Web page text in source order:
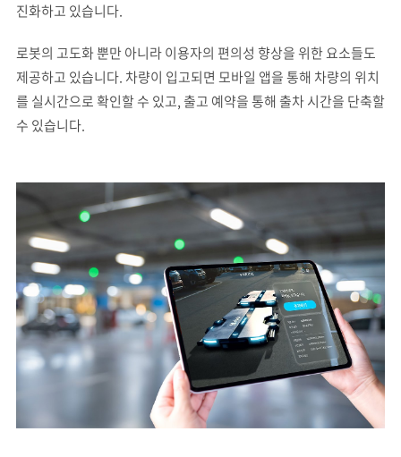
진화하고 있습니다.
로봇의 고도화 뿐만 아니라 이용자의 편의성 향상을 위한 요소들도
제공하고 있습니다. 차량이 입고되면 모바일 앱을 통해 차량의 위치
를 실시간으로 확인할 수 있고, 출고 예약을 통해 출차 시간을 단축할
수 있습니다.